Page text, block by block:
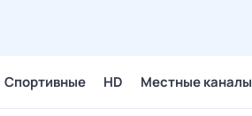
Спортивные HD Местные каналы